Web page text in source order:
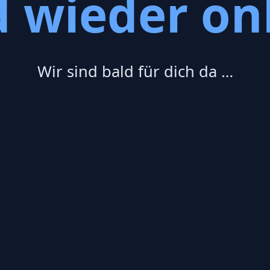
wieder
Wir sind bald für dich da …